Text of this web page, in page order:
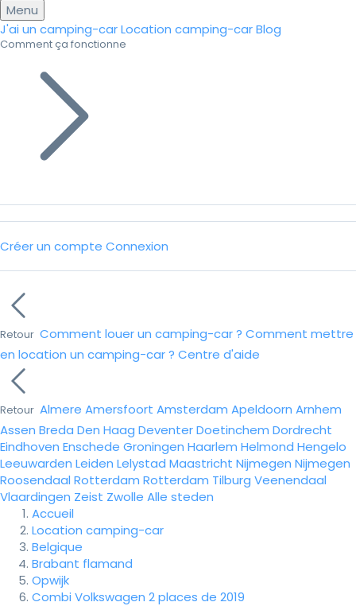
Menu
J'ai un camping-carLocation camping-carBlog
Comment ça fonctionne
Créer un compte Connexion
Retour Comment louer un camping-car ? Comment mettre
en location un camping-car ? Centre d'aide
Retour Almere Amersfoort Amsterdam Apeldoorn Arnhem
Assen Breda Den Haag DeventerDoetinchem Dordrecht
Eindhoven Enschede Groningen Haarlem Helmond Hengelo
Leeuwarden Leiden Lelystad Maastricht Nijmegen Nijmegen
Roosendaal Rotterdam Rotterdam Tilburg Veenendaal
Vlaardingen Zeist Zwolle Alle steden
Accueil
Location camping-car
Belgique
Brabant flamand
Opwijk
Combi Volkswagen 2 places de 2019